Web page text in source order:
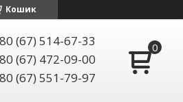
Кошик
(67) 514-67-33
(67) 472-09-00
(67) 551-79-97